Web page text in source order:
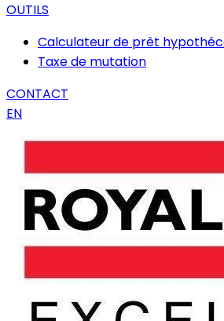
OUTILS
Calculateur de prêt
Taxe de mutation
CONTACT
EN